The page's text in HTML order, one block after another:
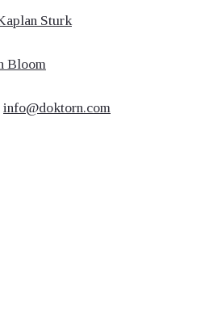
Sturk
Bloom
info@doktorn.com